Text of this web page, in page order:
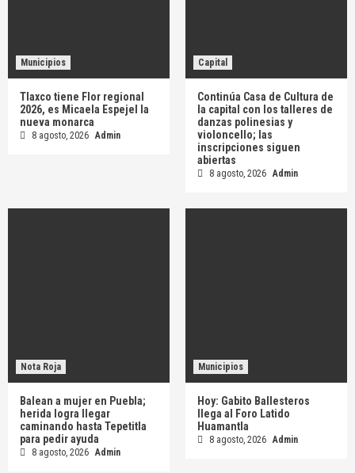
Municipios
Tlaxco tiene Flor regional
2026, es Micaela Espejel la
nueva monarca
8 agosto, 2026 Admin
Capital
Continúa Casa de Cultura de
la capital con los talleres de
danzas polinesias y
violoncello; las
inscripciones siguen
abiertas
8 agosto, 2026 Admin
Nota Roja
Balean a mujer en Puebla;
herida logra llegar
caminando hasta Tepetitla
para pedir ayuda
8 agosto, 2026 Admin
Municipios
Hoy: Gabito Ballesteros
llega al Foro Latido
Huamantla
8 agosto, 2026 Admin